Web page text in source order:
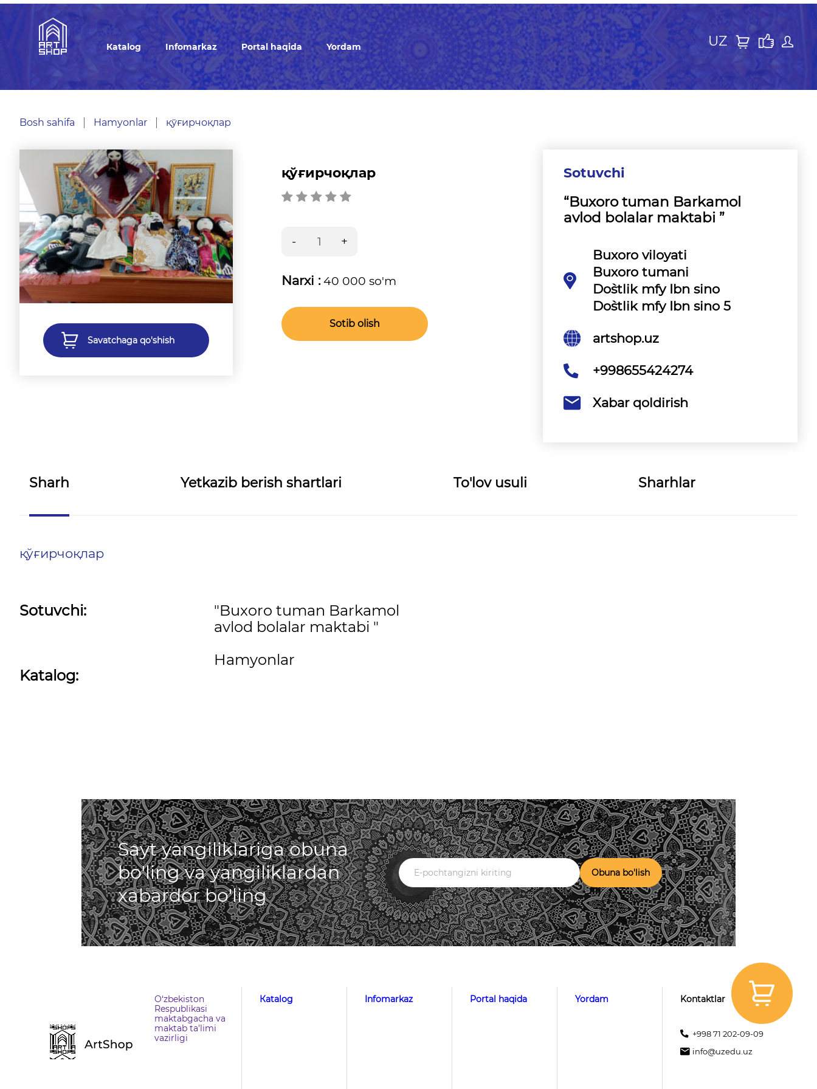
Кatalog Infomarkaz Portal haqida Yordam UZ
Bosh sahifa Hamyonlar қўғирчоқлар
Savatchaga qo'shish
қўғирчоқлар
Narxi :40 000 so'm
Sotib olish
Sotuvchi
“Buxoro tuman Barkamol
avlod bolalar maktabi ”
Buxoro viloyati
Buxoro tumani
Do`stlik mfy Ibn sino
Do`stlik mfy Ibn sino 5
artshop.uz
+998655424274
Xabar qoldirish
Sharh Yetkazib berish shartlari To'lov usuli Sharhlar
қўғирчоқлар
Sotuvchi:
Katalog:
"Buxoro tuman Barkamol
avlod bolalar maktabi "
Hamyonlar
Sayt yangiliklariga obuna
bo'ling va yangiliklardan
xabardor bo'ling
Obuna bo'lish
O‘zbekiston
Respublikasi
maktabgacha va
maktab ta'limi
vazirligi
Кatalog Infomarkaz Portal haqida Yordam Kontaktlar
+998 71 202-09-09
info@uzedu.uz